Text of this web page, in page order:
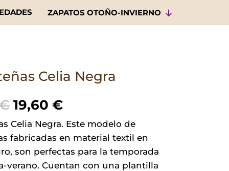
ZAPATOS OTOÑO-INVIERNO
Celia Negra
El
precio
original
era:
28,00 €.
19,60 €El
precio
actual
es:
19,60 €.
Celia Negra. Este modelo de
fabricadas en material textil en
son perfectas para la temporada
verano. Cuentan con una plantilla